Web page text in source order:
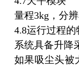
量程3kg，分
4.8运行过程
系统具备升降
如果吸尘头被